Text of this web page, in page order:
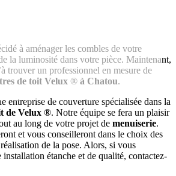
de toit VELUX® à Chatou
à aménager les combles de votre
la luminosité dans votre pièce. Maintenant,
trouver un professionnel en mesure de
de toit Velux ® à Chatou.
entreprise de couverture spécialisée dans la
de Velux ®. Notre équipe se fera un plaisir
au long de votre projet de menuiserie.
et vous conseilleront dans le choix des
de la pose. Alors, si vous
installation étanche et de qualité, contactez-